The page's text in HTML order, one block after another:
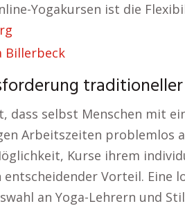
Yogakursen ist die
dass selbst Menschen mit
Arbeitszeiten problemlos
Kurse ihrem
Vorteil. Eine
an Yoga-Lehrern und